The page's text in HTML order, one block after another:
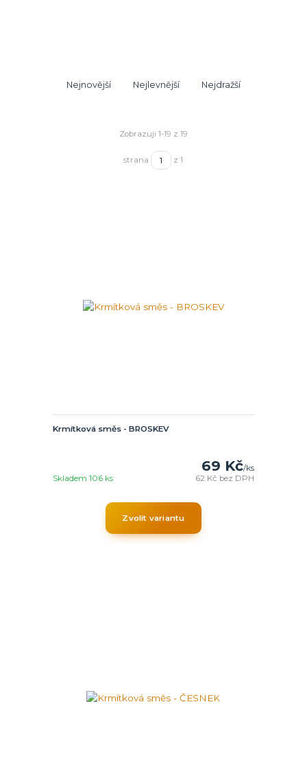
Nejnovější Nejlevnější Nejdražší
Zobrazuji 1-19 z 19
strana z 1
Krmítková směs - BROSKEV
69 Kč/ks
62 Kč bez DPH
Skladem 106 ks
Zvolit variantu